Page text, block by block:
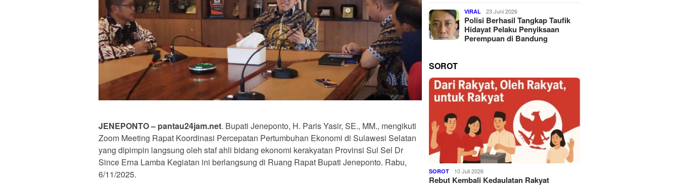
JENEPONTO – pantau24jam.net. Bupati Jeneponto, H. Paris Yasir, SE., MM., mengikuti
Zoom Meeting Rapat Koordinasi Percepatan Pertumbuhan Ekonomi di Sulawesi Selatan
yang dipimpin langsung oleh staf ahli bidang ekonomi kerakyatan Provinsi Sul Sel Dr
Since Erna Lamba Kegiatan ini berlangsung di Ruang Rapat Bupati Jeneponto. Rabu,
6/11/2025.
VIRAL 23 Juni 2026
Polisi Berhasil Tangkap Taufik
Hidayat Pelaku Penyiksaan
Perempuan di Bandung
SOROT
SOROT 10 Juli 2026
Rebut Kembali Kedaulatan Rakyat